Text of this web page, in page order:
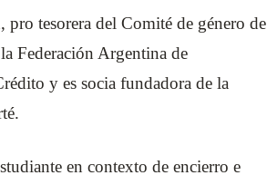
pro tesorera del Comité de género de
Federación Argentina de
y es socia fundadora de la
en contexto de encierro e